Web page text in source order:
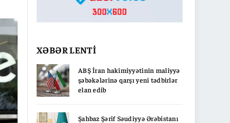
XƏBƏR LENTİ
ABŞ İran hakimiyyətinin maliyyə
şəbəkələrinə qarşı yeni tədbirlər
elan edib
Şahbaz Şərif Səudiyyə Ərəbistanı